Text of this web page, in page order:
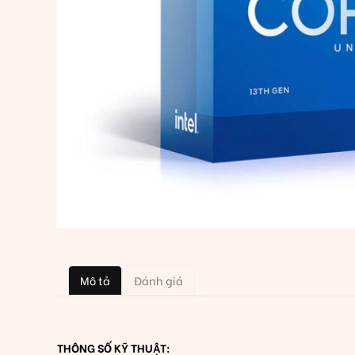
Mô tả Đánh giá
THÔNG SỐ KỸ THUẬT: